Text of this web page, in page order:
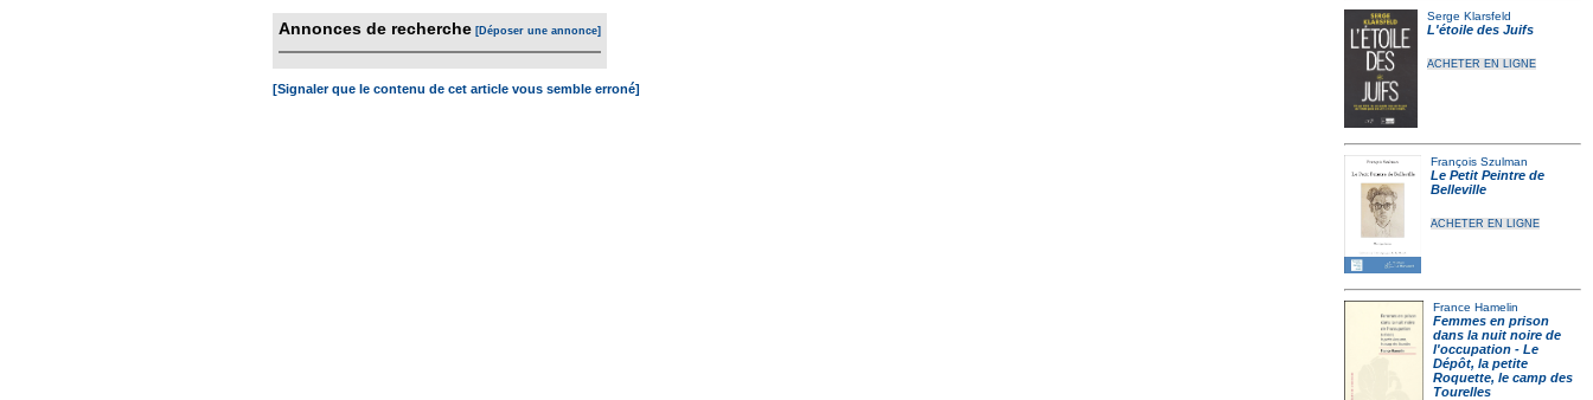
Serge Klarsfeld
L'étoile des Juifs
ACHETER EN LIGNE
François Szulman
Le Petit Peintre de
Belleville
ACHETER EN LIGNE
France Hamelin
Femmes en prison
dans la nuit noire de
l'occupation - Le
Dépôt, la petite
Roquette, le camp des
Tourelles
Annonces de recherche [Déposer une annonce]
[Signaler que le contenu de cet article vous semble erroné]